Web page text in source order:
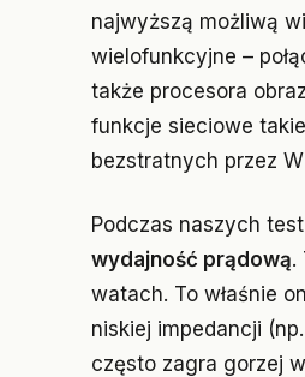
najwyższą możliwą
wielofunkcyjne –
także procesora
funkcje sieciowe
bezstratnych przez
Podczas naszych
wydajność prądową.
watach. To właśnie
niskiej impedancji
często zagra gorzej